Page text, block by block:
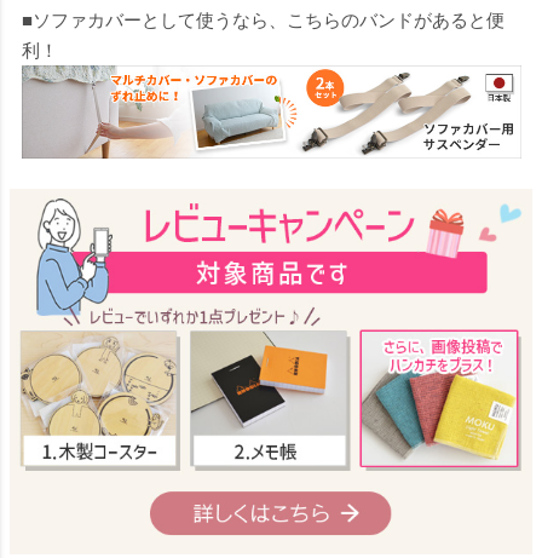
■ソファカバーとして使うなら、こちらのバンドがあると便
利！